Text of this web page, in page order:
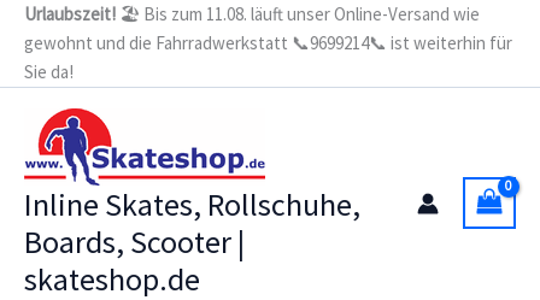
Zum
Inhalt
springen
Urlaubszeit! 🏖️ Bis zum 11.08. läuft unser Online-Versand wie
gewohnt und die Fahrradwerkstatt 📞9699214📞 ist weiterhin für
Sie da!
Inline Skates, Rollschuhe,
Boards, Scooter |
skateshop.de